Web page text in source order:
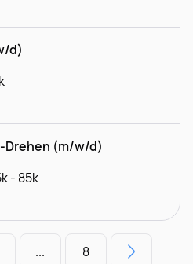
d)
Drehen (m/w/d)
- 85k
... 8